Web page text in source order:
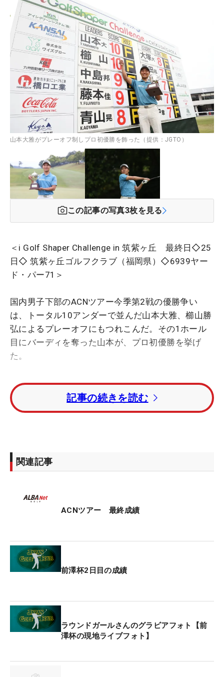
山本大雅がプレーオフ制しプロ初優勝を飾った（提供：JGTO）
この記事の写真3枚を見る
＜i Golf Shaper Challenge in 筑紫ヶ丘 最終日◇25
日◇ 筑紫ヶ丘ゴルフクラブ（福岡県）◇6939ヤー
ド・パー71＞
国内男子下部のACNツアー今季第2戦の優勝争い
は、トータル10アンダーで並んだ山本大雅、櫛山勝
弘によるプレーオフにもつれこんだ。その1ホール
目にバーディを奪った山本が、プロ初優勝を挙げ
た。
2位に櫛山、トータル9アンダー・3位タイは中島邦
宏、レギュラーツアー通算2勝の藤本佳則。トータ
ル8アンダー・5位タイに青山晃大、大塚大樹が続い
国内男子ツアー開幕戦の「東建ホームメイトカッ
プ」で自身最上位の3位タイで終えた出利葉太一郎
アツアー「日本プロシニア選手権」を制すなど2勝
を挙げた52歳・増田伸洋はトータル6アンダー・17
記事の続きを読む
関連記事
ACNツアー 最終成績
前澤杯2日目の成績
ラウンドガールさんのグラビアフォト【前
澤杯の現地ライブフォト】